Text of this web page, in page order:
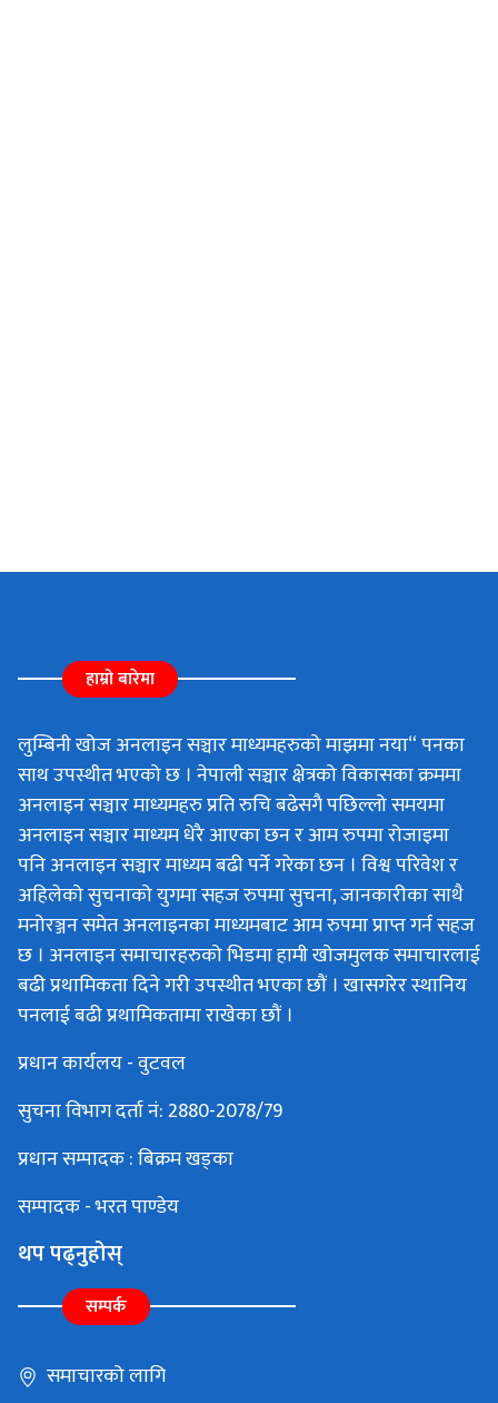
हाम्रो बारेमा
लुम्बिनी खोज अनलाइन सञ्चार माध्यमहरुको माझमा नया“ पनका
साथ उपस्थीत भएको छ । नेपाली सञ्चार क्षेत्रको विकासका क्रममा
अनलाइन सञ्चार माध्यमहरु प्रति रुचि बढेसगै पछिल्लो समयमा
अनलाइन सञ्चार माध्यम धेरै आएका छन र आम रुपमा रोजाइमा
पनि अनलाइन सञ्चार माध्यम बढी पर्ने गरेका छन । विश्व परिवेश र
अहिलेको सुचनाको युगमा सहज रुपमा सुचना, जानकारीका साथै
मनोरञ्जन समेत अनलाइनका माध्यमबाट आम रुपमा प्राप्त गर्न सहज
छ । अनलाइन समाचारहरुको भिडमा हामी खोजमुलक समाचारलाई
बढी प्रथामिकता दिने गरी उपस्थीत भएका छौं । खासगरेर स्थानिय
पनलाई बढी प्रथामिकतामा राखेका छौं ।
प्रधान कार्यलय - वुटवल
सुचना विभाग दर्ता नं: 2880-2078/79
प्रधान सम्पादक : बिक्रम खड्का
सम्पादक - भरत पाण्डेय
थप पढ्नुहोस्
सम्पर्क
समाचारको लागि